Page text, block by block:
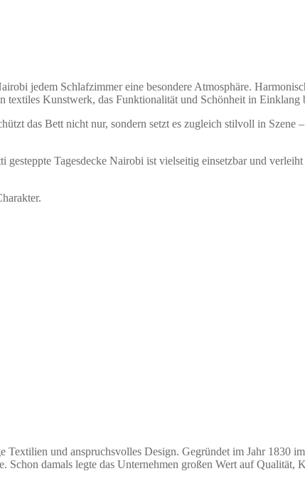
jedem Schlafzimmer eine besondere Atmosphäre.
textiles Kunstwerk, das Funktionalität und Schönheit in Einklang
das Bett nicht nur, sondern setzt es zugleich stilvoll in Szene
Tagesdecke Nairobi ist vielseitig einsetzbar und
und anspruchsvolles Design. Gegründet im Jahr 1830
damals legte das Unternehmen großen Wert auf Qualität,